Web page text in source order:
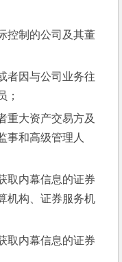
制的公司及其董
因与公司业务往
；
大资产交易方及
事和高级管理人
内幕信息的证券
机构、证券服务机
内幕信息的证券